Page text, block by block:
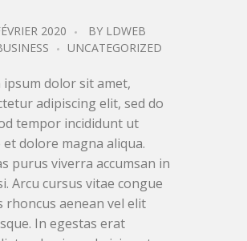
2020 BY LDWEB
UNCATEGORIZED
ipsum dolor sit amet,
adipiscing elit, sed do
tempor incididunt ut
dolore magna aliqua.
purus viverra accumsan in
Arcu cursus vitae congue
rhoncus aenean vel elit
In egestas erat